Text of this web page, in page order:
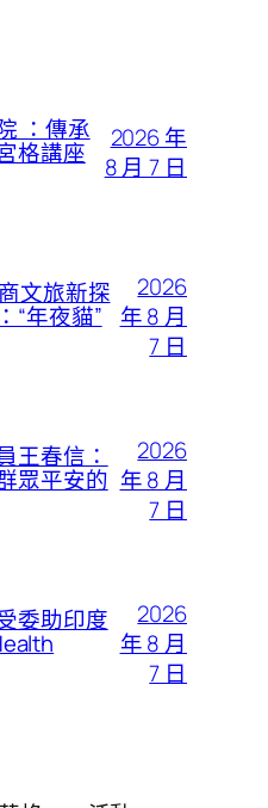
：傳承
格講座
2026 年
8 月 7 日
文旅新探
“年夜貓”
2026
年 8 月
7 日
王春信：
眾平安的
2026
年 8 月
7 日
委助印度
2026
年 8 月
7 日